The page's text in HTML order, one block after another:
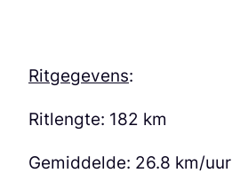
Ritgegevens:
Ritlengte: 182 km
Gemiddelde: 26.8 km/uur